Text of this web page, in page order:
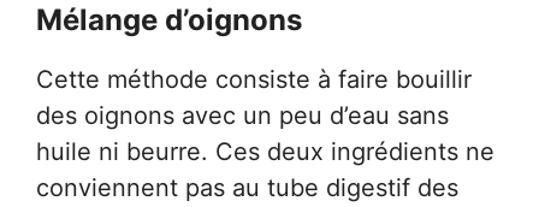
Mélange d’oignons
Cette méthode consiste à faire bouillir
des oignons avec un peu d’eau sans
huile ni beurre. Ces deux ingrédients ne
conviennent pas au tube digestif des